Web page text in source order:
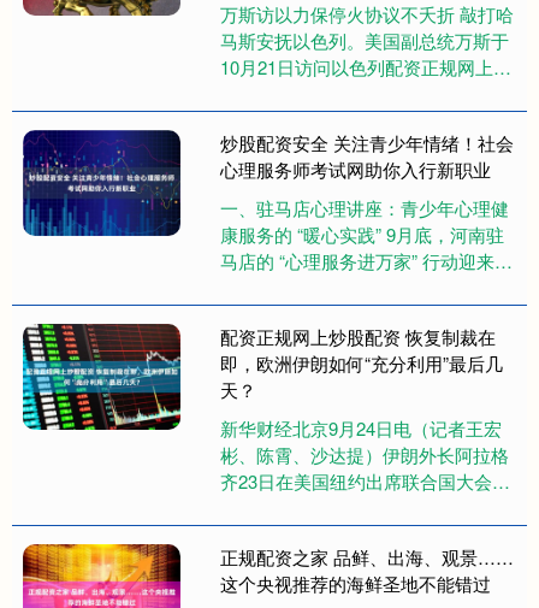
万斯访以力保停火协议不夭折 敲打哈
马斯安抚以色列。美国副总统万斯于
10月21日访问以色列配资正规网上炒
第一阶段协议持乐观态度，认....
炒股配资安全 关注青少年情绪！社会
心理服务师考试网助你入行新职业
一、驻马店心理讲座：青少年心理健
康服务的 “暖心实践” 9月底，河南驻
马店的 “心理服务进万家” 行动迎来了
坐在一起，参与“....
配资正规网上炒股配资 恢复制裁在
即，欧洲伊朗如何“充分利用”最后几
天？
新华财经北京9月24日电（记者王宏
彬、陈霄、沙达提）伊朗外长阿拉格
齐23日在美国纽约出席联合国大会期
以及欧盟外交与安全政策高级代....
正规配资之家 品鲜、出海、观景……
这个央视推荐的海鲜圣地不能错过